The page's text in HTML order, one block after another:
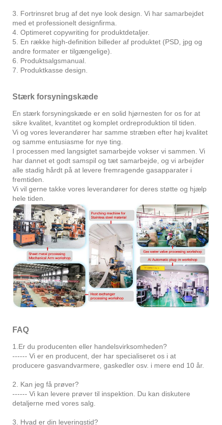
3. Fortrinsret brug af det nye look design. Vi har samarbejdet
med et professionelt designfirma.
4. Optimeret copywriting for produktdetaljer.
5. En række high-definition billeder af produktet (PSD, jpg og
andre formater er tilgængelige).
6. Produktsalgsmanual.
7. Produktkasse design.
Stærk forsyningskæde
En stærk forsyningskæde er en solid hjørnesten for os for at
sikre kvalitet, kvantitet og komplet ordreproduktion til tiden.
Vi og vores leverandører har samme stræben efter høj kvalitet
og samme entusiasme for nye ting.
I processen med langsigtet samarbejde vokser vi sammen. Vi
har dannet et godt samspil og tæt samarbejde, og vi arbejder
alle stadig hårdt på at levere fremragende gasapparater i
fremtiden.
Vi vil gerne takke vores leverandører for deres støtte og hjælp
hele tiden.
FAQ
1.Er du producenten eller handelsvirksomheden?
------ Vi er en producent, der har specialiseret os i at
producere gasvandvarmere, gaskedler osv. i mere end 10 år.
2. Kan jeg få prøver?
------ Vi kan levere prøver til inspektion. Du kan diskutere
detaljerne med vores salg.
3. Hvad er din leveringstid?